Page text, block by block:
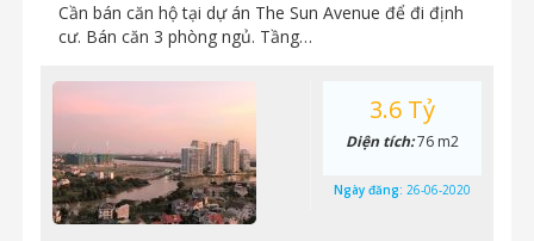
Cần bán căn hộ tại dự án The Sun Avenue để đi định
cư. Bán căn 3 phòng ngủ. Tầng…
3.6 Tỷ
Diện tích:76 m2
Ngày đăng: 26-06-2020